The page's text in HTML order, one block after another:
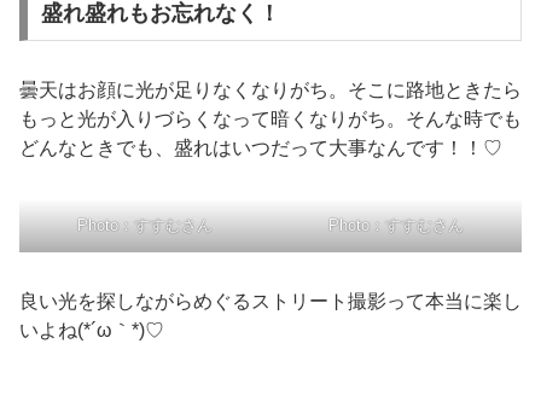
盛れ盛れもお忘れなく！
曇天はお顔に光が足りなくなりがち。そこに路地ときたら
もっと光が入りづらくなって暗くなりがち。そんな時でも
どんなときでも、盛れはいつだって大事なんです！！♡
Photo：すすむさん Photo：すすむさん
良い光を探しながらめぐるストリート撮影って本当に楽し
いよね(*´ω｀*)♡